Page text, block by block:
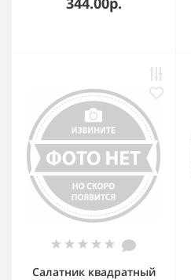
Салатник квадратный